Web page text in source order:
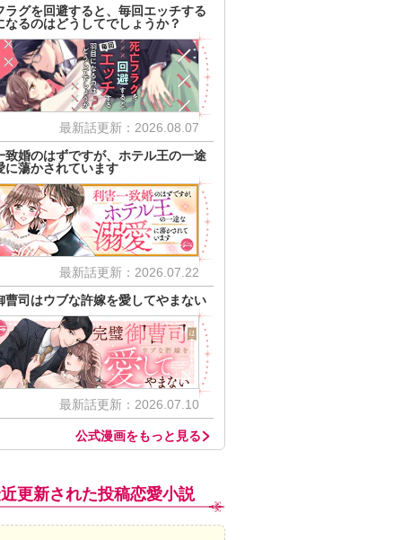
ラグを回避すると、毎回エッチする
なるのはどうしてでしょうか？
最新話更新：2026.08.07
致婚のはずですが、ホテル王の一途
に蕩かされています
最新話更新：2026.07.22
曹司はウブな許嫁を愛してやまない
最新話更新：2026.07.10
公式漫画をもっと見る
更新された投稿恋愛小説